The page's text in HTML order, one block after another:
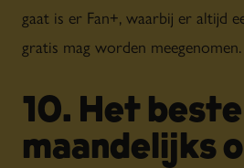
gaat is er Fan+, waarbij er altijd
gratis mag worden meegenomen.
10. Het
maandelijks